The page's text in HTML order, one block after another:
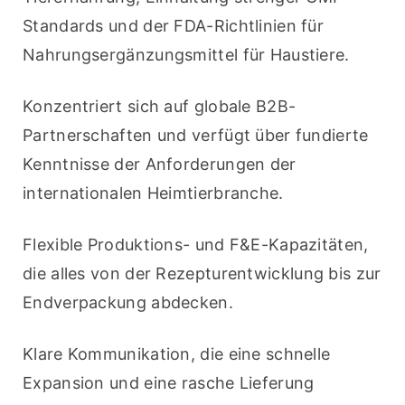
Standards und der FDA-Richtlinien für
Nahrungsergänzungsmittel für Haustiere.
Konzentriert sich auf globale B2B-
Partnerschaften und verfügt über fundierte
Kenntnisse der Anforderungen der
internationalen Heimtierbranche.
Flexible Produktions- und F&E-Kapazitäten,
die alles von der Rezepturentwicklung bis zur
Endverpackung abdecken.
Klare Kommunikation, die eine schnelle
Expansion und eine rasche Lieferung